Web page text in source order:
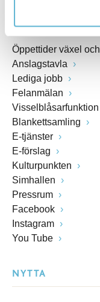
Öppettider växel
Anslagstavla
Lediga jobb
Felanmälan
Visselblåsarfunktion
Blankettsamling
E-tjänster
E-förslag
Kulturpunkten
Simhallen
Pressrum
Facebook
Instagram
You Tube
NYTTA